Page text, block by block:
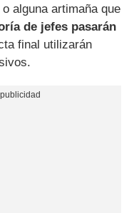
alguna artimaña que
de jefes pasarán
final utilizarán